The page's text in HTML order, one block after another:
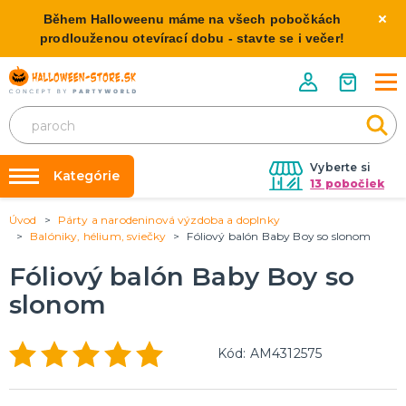
Během Halloweenu máme na všech pobočkách
prodlouženou otevírací dobu - stavte se i večer!
Vyberte si
13 pobočiek
Požičovňa kostýmov
Nafukovanie balónikov
Rozvoz
O nás
Kontakt
Kategórie
HALLOWEENSKE KOSTÝMY
Pánske Halloween kostýmy
Detské Halloween kostýmy
HALLOWEENSKE DEKORÁCIE
Závesné dekorácie
Úvod
Párty a narodeninová výzdoba a doplnky
Balóniky, hélium, sviečky
Fóliový balón Baby Boy so slonom
Fóliový balón Baby Boy so
slonom
Kód: AM4312575